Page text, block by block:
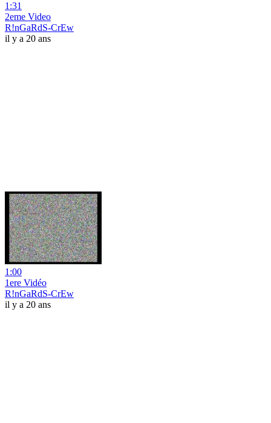
1:31
2eme Video
R!nGaRdS-CrEw
il y a 20 ans
1:00
1ere Vidéo
R!nGaRdS-CrEw
il y a 20 ans